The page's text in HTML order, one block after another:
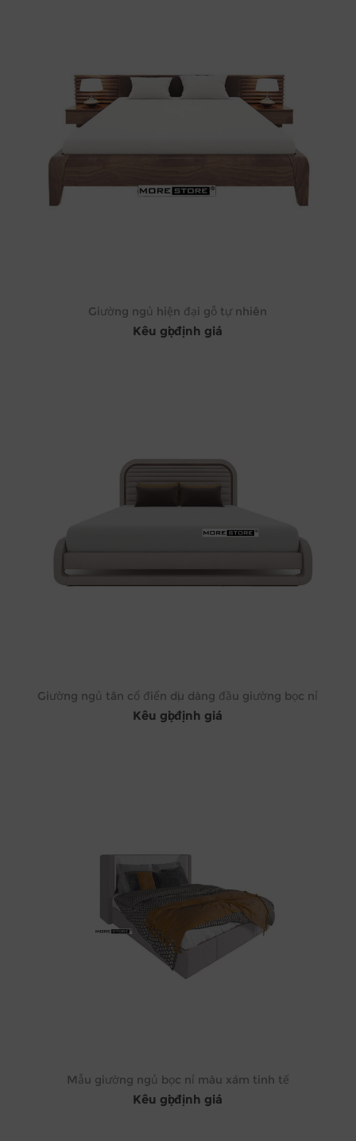
Giường ngủ hiện đại gỗ tự nhiên
Kêu gọi định giá
Giường ngủ tân cổ điển dịu dàng đầu giường bọc nỉ
Kêu gọi định giá
Mẫu giường ngủ bọc nỉ màu xám tinh tế
Kêu gọi định giá